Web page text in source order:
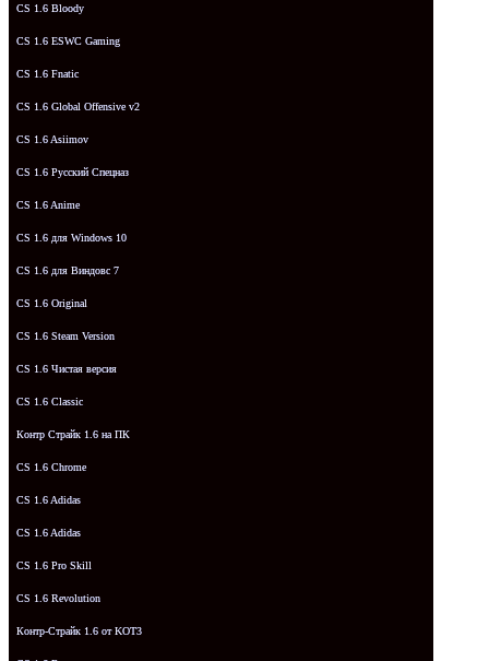
CS 1.6 Bloody
CS 1.6 ESWC Gaming
CS 1.6 Fnatic
CS 1.6 Global Offensive v2
CS 1.6 Asiimov
CS 1.6 Русский Спецназ
CS 1.6 Anime
CS 1.6 для Windows 10
CS 1.6 для Виндовс 7
CS 1.6 Original
CS 1.6 Steam Version
CS 1.6 Чистая версия
CS 1.6 Classic
Контр Страйк 1.6 на ПК
CS 1.6 Chrome
CS 1.6 Adidas
CS 1.6 Adidas
CS 1.6 Pro Skill
CS 1.6 Revolution
Контр-Страйк 1.6 от KOT3